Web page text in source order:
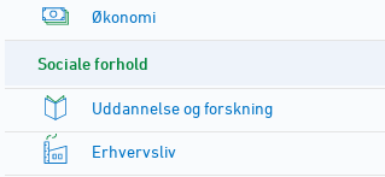
Økonomi
Sociale forhold
Uddannelse og forskning
Erhvervsliv